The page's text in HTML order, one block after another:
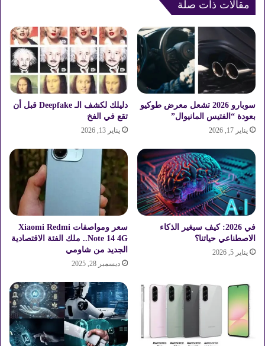
:
س
ح
ج
د
ي
د
ض
ا
ل
س
ك
ر
ي
مقالات ذات صلة
سوبارو 2026 تشعل معرض طوكيو
بعودة “الفتيس المانيوال”
يناير 17, 2026
دليلك لكشف الـ Deepfake قبل أن
تقع في الفخ
يناير 13, 2026
في 2026: كيف سيغير الذكاء
الاصطناعي حياتنا؟
يناير 5, 2026
سعر ومواصفات Xiaomi Redmi
Note 14 4G.. ملك الفئة الاقتصادية
الجديد من شاومي
ديسمبر 28, 2025